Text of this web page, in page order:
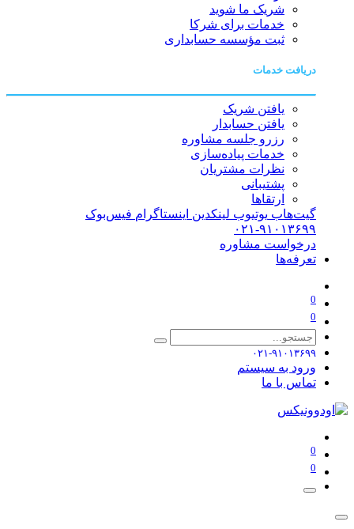
شریک ما شوید
خدمات برای شرکا
ثبت مؤسسه حسابداری
دریافت خدمات
یافتن شریک
یافتن حسابدار
رزرو جلسه مشاوره
خدمات پیاده‌سازی
نظرات مشتریان
پشتیبانی
ارتقاها
گیت‌هاب یوتیوب لینکدین اینستاگرام فیس‌بوک
۰۲۱-۹۱۰۱۳۶۹۹
درخواست مشاوره
تعرفه‌ها
0
0
۰۲۱-۹۱۰۱۳۶۹۹
ورود به سیستم
تماس با ما
0
0